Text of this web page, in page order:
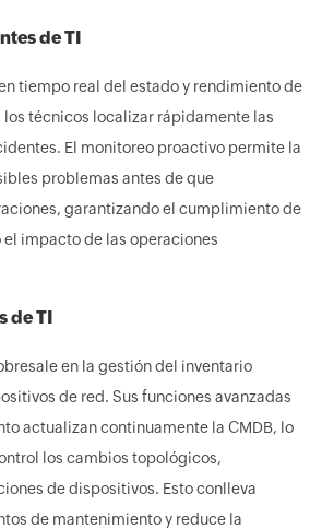
de TI
tiempo real del estado y rendimiento de
técnicos localizar rápidamente las
El monitoreo proactivo permite la
problemas antes de que
garantizando el cumplimiento de
el impacto de las operaciones
de TI
en la gestión del inventario
de red. Sus funciones avanzadas
actualizan continuamente la CMDB, lo
los cambios topológicos,
de dispositivos. Esto conlleva
de mantenimiento y reduce la